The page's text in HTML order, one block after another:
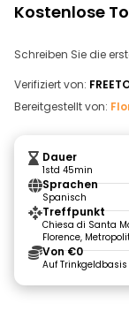
Kostenlose
Schreiben Sie die
Verifiziert von:
Bereitgestellt von:
Dauer
1std 45min
Sprachen
Spanisch
Treffpunkt
Chiesa di Santa
Florence,
Von €0
Auf Trinkgeldbasis